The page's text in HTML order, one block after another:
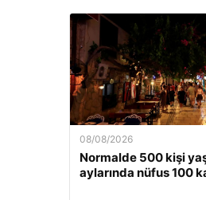
08/08/2026
Normalde 500 kişi
aylarında nüfus 100